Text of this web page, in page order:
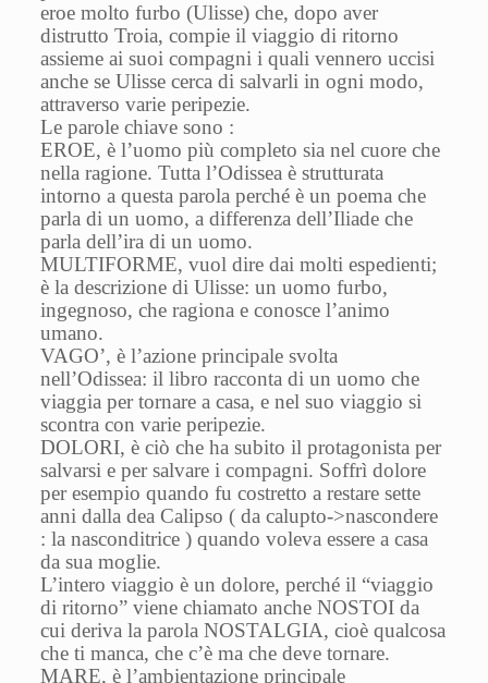
eroe molto furbo (Ulisse) che, dopo aver
distrutto Troia, compie il viaggio di ritorno
assieme ai suoi compagni i quali vennero uccisi
anche se Ulisse cerca di salvarli in ogni modo,
attraverso varie peripezie.
Le parole chiave sono :
EROE, è l’uomo più completo sia nel cuore che
nella ragione. Tutta l’Odissea è strutturata
intorno a questa parola perché è un poema che
parla di un uomo, a differenza dell’Iliade che
parla dell’ira di un uomo.
MULTIFORME, vuol dire dai molti espedienti;
è la descrizione di Ulisse: un uomo furbo,
ingegnoso, che ragiona e conosce l’animo
umano.
VAGO’, è l’azione principale svolta
nell’Odissea: il libro racconta di un uomo che
viaggia per tornare a casa, e nel suo viaggio si
scontra con varie peripezie.
DOLORI, è ciò che ha subito il protagonista per
salvarsi e per salvare i compagni. Soffrì dolore
per esempio quando fu costretto a restare sette
anni dalla dea Calipso ( da calupto->nascondere
: la nasconditrice ) quando voleva essere a casa
da sua moglie.
L’intero viaggio è un dolore, perché il “viaggio
di ritorno” viene chiamato anche NOSTOI da
cui deriva la parola NOSTALGIA, cioè qualcosa
che ti manca, che c’è ma che deve tornare.
MARE, è l’ambientazione principale